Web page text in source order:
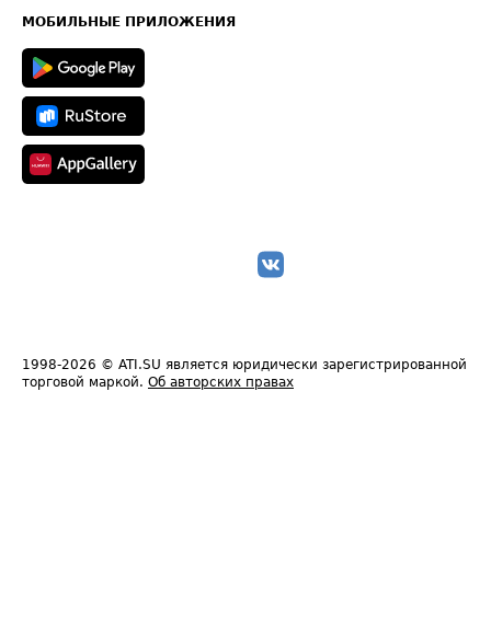
Техническая информация
МОБИЛЬНЫЕ ПРИЛОЖЕНИЯ
1998-2026 © ATI.SU является юридически зарегистрированной
торговой маркой. Об авторских правах